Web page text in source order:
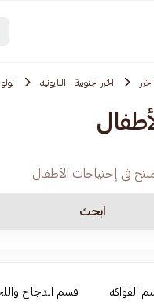
الخبر الخبر الجنوبية - البايونيه
ابحث
الفواكه قسم الدجاج